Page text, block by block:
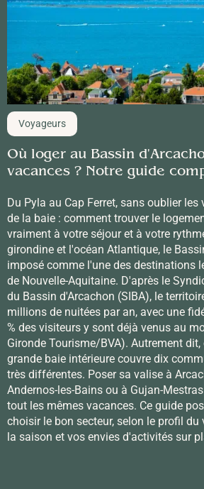
Voyageurs
Où loger au Bassin
vacances ? Notre guide
Du Pyla au Cap Ferret, sans oublier
de la baie : comment trouver le
vraiment à votre séjour et à votre
girondine et l'océan Atlantique, le
imposé comme l'une des destinations
de Nouvelle-Aquitaine. D'après le
du Bassin d'Arcachon (SIBA), le
millions de nuitées par an, avec une
% des visiteurs y sont déjà venus au
Gironde Tourisme/BVA). Autrement
grande baie intérieure couvre dix
très différentes. Poser sa valise à
Andernos-les-Bains ou à Gujan-
tout les mêmes vacances. Ce guide
choisir le bon secteur, selon le profil du
la saison et vos envies d'activités sur